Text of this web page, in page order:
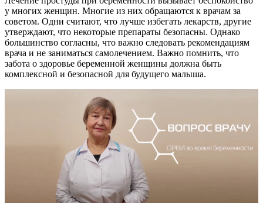
у многих женщин. Многие из них обращаются к врачам за
советом. Одни считают, что лучше избегать лекарств, другие
утверждают, что некоторые препараты безопасны. Однако
большинство согласны, что важно следовать рекомендациям
врача и не заниматься самолечением. Важно помнить, что
забота о здоровье беременной женщины должна быть
комплексной и безопасной для будущего малыша.